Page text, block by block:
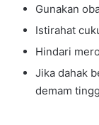
Gunakan
Istirahat
Hindari
Jika dahak
demam